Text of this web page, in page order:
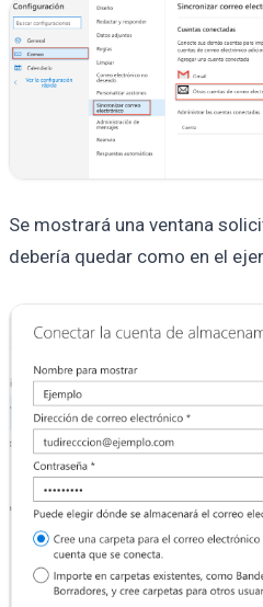
Se mostrará una ventana
debería quedar como en el